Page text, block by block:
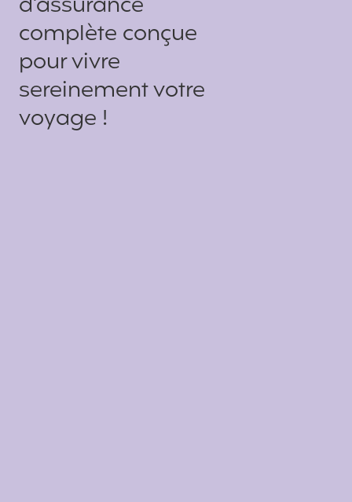
complète conçue
pour vivre
sereinement votre
voyage !